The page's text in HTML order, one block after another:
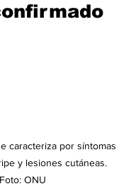
caracteriza por síntomas
y lesiones cutáneas.
Foto: ONU